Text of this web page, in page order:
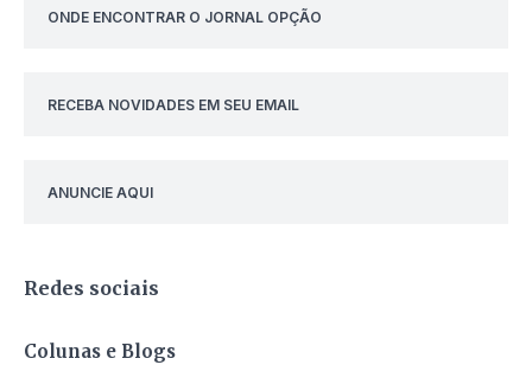
ONDE ENCONTRAR O JORNAL OPÇÃO
RECEBA NOVIDADES EM SEU EMAIL
ANUNCIE AQUI
Redes sociais
Colunas e Blogs